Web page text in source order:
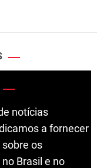
notícias
a fornecer
os
Brasil e no